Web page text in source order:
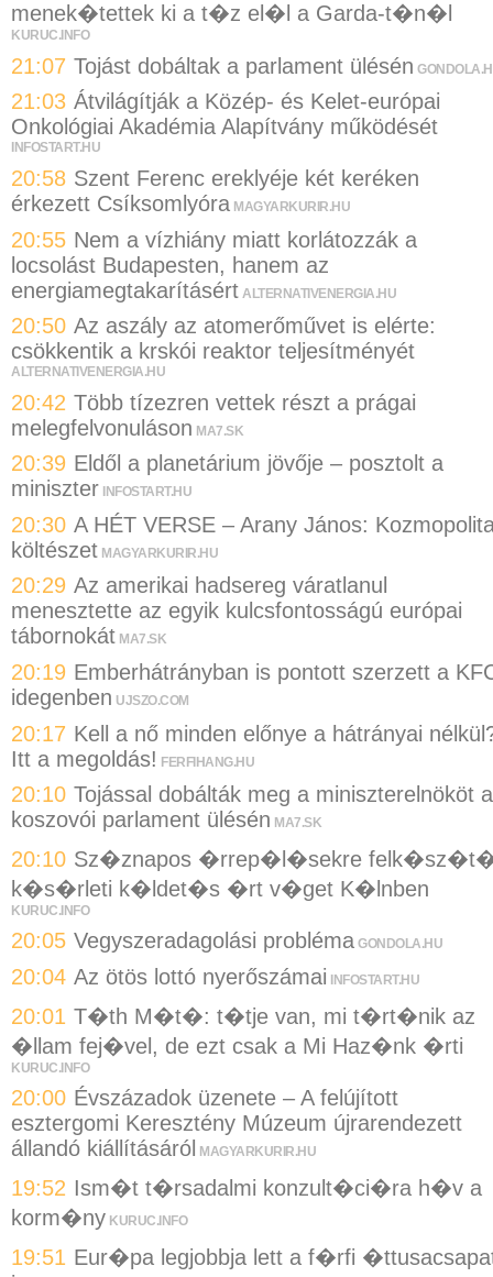
menek�tettek ki a t�z el�l a Garda-t�n�l
KURUC.INFO
21:07 Tojást dobáltak a parlament ülésén
21:03 Átvilágítják a Közép- és Kelet-európai
Onkológiai Akadémia Alapítvány működését
INFOSTART.HU
20:58 Szent Ferenc ereklyéje két keréken
érkezett Csíksomlyóra MAGYARKURIR.HU
20:55 Nem a vízhiány miatt korlátozzák a
locsolást Budapesten, hanem az
energiamegtakarításért ALTERNATIVENERGIA.HU
20:50 Az aszály az atomerőművet is elérte:
csökkentik a krskói reaktor teljesítményét
ALTERNATIVENERGIA.HU
20:42 Több tízezren vettek részt a prágai
melegfelvonuláson MA7.SK
20:39 Eldől a planetárium jövője – posztolt a
miniszter INFOSTART.HU
20:30 A HÉT VERSE – Arany János:
költészet MAGYARKURIR.HU
20:29 Az amerikai hadsereg váratlanul
menesztette az egyik kulcsfontosságú európai
tábornokát MA7.SK
20:19 Emberhátrányban is pontott szerzett a
idegenben UJSZO.COM
20:17 Kell a nő minden előnye a hátrányai
Itt a megoldás! FERFIHANG.HU
20:10 Tojással dobálták meg a miniszterelnököt a
koszovói parlament ülésén MA7.SK
20:10 Sz�znapos �rrep�l�sekre
k�s�rleti k�ldet�s �rt v�get K�lnben
KURUC.INFO
20:05 Vegyszeradagolási probléma GONDOLA.HU
20:04 Az ötös lottó nyerőszámai INFOSTART.HU
20:01 T�th M�t�: t�tje van, mi t�rt�nik az
�llam fej�vel, de ezt csak a Mi Haz�nk �rti
KURUC.INFO
20:00 Évszázadok üzenete – A felújított
esztergomi Keresztény Múzeum újrarendezett
állandó kiállításáról
MAGYARKURIR.HU
19:52 Ism�t t�rsadalmi konzult�ci�ra h�v a
korm�ny KURUC.INFO
19:51 Eur�pa legjobbja lett a f�rfi